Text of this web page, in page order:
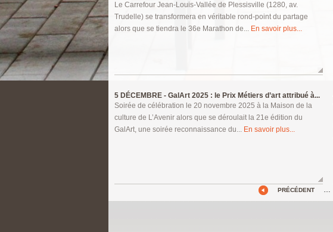
Le Carrefour Jean-Louis-Vallée de Plessisville (1280, av.
Trudelle) se transformera en véritable rond-point du partage
alors que se tiendra le 36e Marathon de... En savoir plus...
5 DÉCEMBRE - GalArt 2025 : le Prix Métiers d’art attribué à...
Soirée de célébration le 20 novembre 2025 à la Maison de la
culture de L’Avenir alors que se déroulait la 21e édition du
GalArt, une soirée reconnaissance du... En savoir plus...
PRÉCÉDENT …